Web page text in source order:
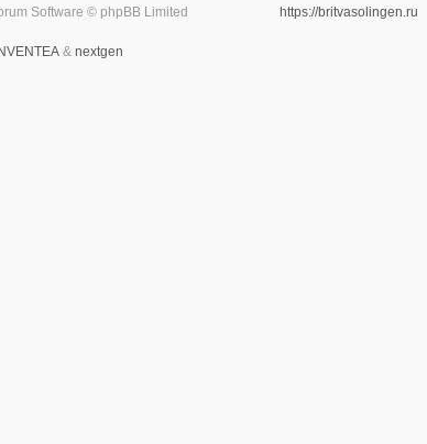
https://britvasolingen.ru
Software © phpBB Limited
INVENTEA& nextgen